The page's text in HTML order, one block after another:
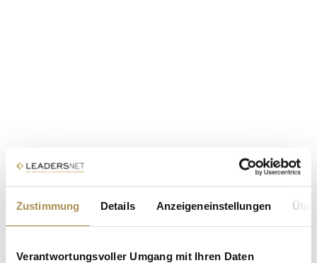
Zustimmung Details Anzeigeneinstellungen
Verantwortungsvoller Umgang mit Ihren Daten